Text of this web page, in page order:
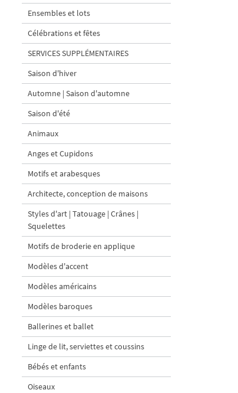
Ensembles et lots
Célébrations et fêtes
SERVICES SUPPLÉMENTAIRES
Saison d'hiver
Automne | Saison d'automne
Saison d'été
Animaux
Anges et Cupidons
Motifs et arabesques
Architecte, conception de maisons
Styles d'art | Tatouage | Crânes |
Squelettes
Motifs de broderie en applique
Modèles d'accent
Modèles américains
Modèles baroques
Ballerines et ballet
Linge de lit, serviettes et coussins
Bébés et enfants
Oiseaux